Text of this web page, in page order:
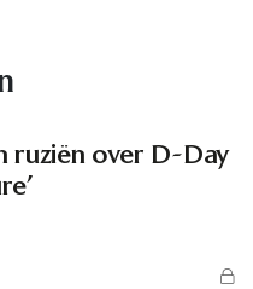
ruziën over D-Day